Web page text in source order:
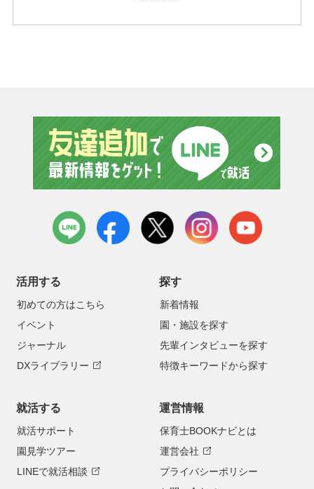
LINE facebook instagramyoutube
活用する
初めての方はこちら
イベント
ジャーナル
DXライブラリー
探す
新着情報
園・施設を探す
先輩インタビューを探す
特徴キーワードから探す
就活する
就活サポート
園見学ツアー
LINEで就活相談
運営情報
保育士BOOKナビとは
運営会社
プライバシーポリシー